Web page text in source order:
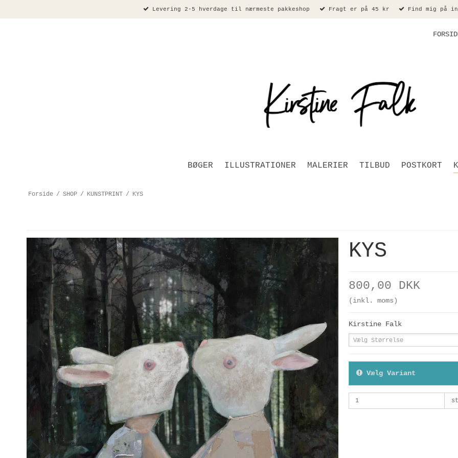
Levering 2-5 hverdage til nærmeste pakkeshop Fragt er på 45 kr Find mig på
BØGER ILLUSTRATIONER MALERIER TILBUD POSTKORT
Forside / SHOP / KUNSTPRINT / KYS
KYS
800,00 DKK
(inkl. moms)
Kirstine Falk
Vælg Størrelse
Vælg Variant